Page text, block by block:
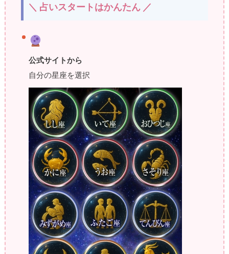
＼ 占いスタートはかんたん ／
公式サイトから
自分の星座を選択